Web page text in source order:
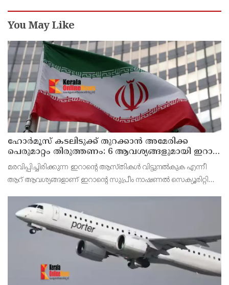
You May Like
ഹോര്‍മൂസ് കടലിടുക്ക് തുറക്കാന്‍ അമേരിക്ക
പെരുമാറ്റം തിരുത്തണം: 6 ആവശ്യങ്ങളുമായി ഇറാന്‍
ദേശീയ സുരക്ഷാ കൗണ്‍സില്‍
മരവിപ്പിച്ചിരിക്കുന്ന ഇറാന്റെ ആസ്തികള്‍ വിട്ടുനല്‍കുക എന്നീ
ആറ് ആവശ്യങ്ങളാണ് ഇറാന്റെ സുപ്രീം നാഷണല്‍ സെക്യൂരിറ്റി